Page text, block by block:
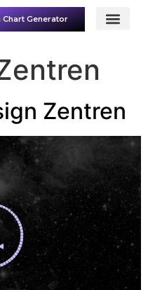
Chart Generator
Zentren